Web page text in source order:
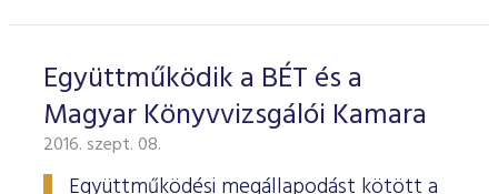
Együttműködik a BÉT és a
Magyar Könyvvizsgálói Kamara
2016. szept. 08.
Együttműködési megállapodást kötött a